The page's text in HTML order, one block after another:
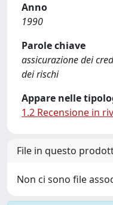
Anno
1990
Parole chiave
assicurazione dei
dei rischi
Appare nelle
1.2 Recensione in
File in questo
Non ci sono file